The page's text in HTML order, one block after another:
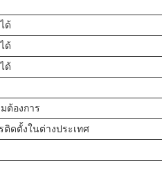
ด้
ด้
ด้
ต้องการ
ติดตั้งในต่างประเทศ